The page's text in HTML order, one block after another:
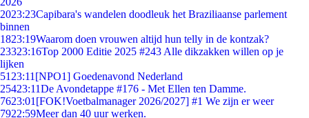
2023:23Capibara's wandelen doodleuk het Braziliaanse parlement
binnen
1823:19Waarom doen vrouwen altijd hun telly in de kontzak?
23323:16Top 2000 Editie 2025 #243 Alle dikzakken willen op je
lijken
51 23:11 [NPO1] Goedenavond Nederland
25423:11De Avondetappe #176 - Met Ellen ten Damme.
7623:01 [FOK!Voetbalmanager 2026/2027] #1 We zijn er weer
7922:59Meer dan 40 uur werken.